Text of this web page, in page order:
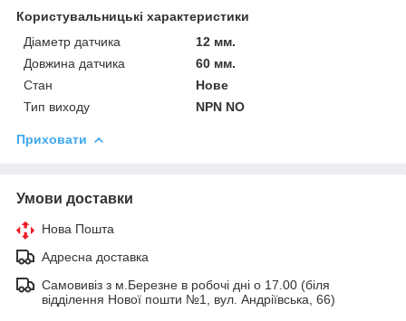
Користувальницькі характеристики
Діаметр датчика
12 мм.
Довжина датчика
60 мм.
Стан
Нове
Тип виходу
NPN NO
Приховати
Умови доставки
Нова Пошта
Адресна доставка
Самовивіз з м.Березне в робочі дні о 17.00 (біля
відділення Нової пошти №1, вул. Андріївська, 66)